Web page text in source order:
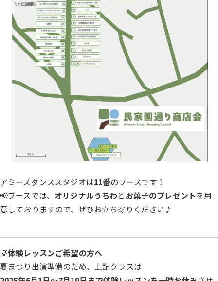
アミーズダンススタジオは11番のブースです！
📢ブースでは、 オリジナルうちわと お菓子のプレゼントを用
意しておりますので、ぜひお立ち寄りください♪
💡体験レッスンご希望の方へ
夏まつり出演準備のため、上記クラスは